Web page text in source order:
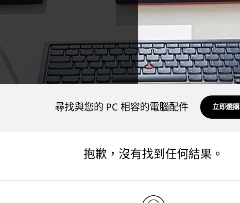
尋找與您的 PC 相容的電腦配件 立即選購
抱歉，沒有找到任何結果。